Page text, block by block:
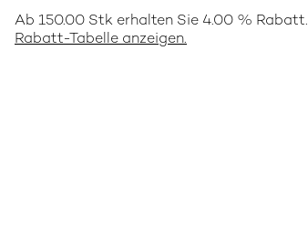
Ab 150.00 Stk erhalten Sie 4.00 % Rabatt.
Rabatt-Tabelle anzeigen.